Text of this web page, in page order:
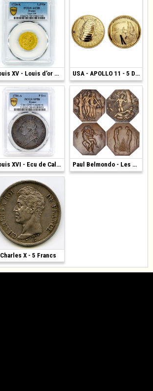
Louis XV - Louis d’or mirliton - 1724 K
4 250 € USA - APOLLO 11 - 5 Dollars
1 600 €
Louis XVI - Ecu de Calonne - 1786 - Paris
4 000 € Paul Belmondo - Les 4 Saisons
2 400 €
Charles X - 5 Francs
1 200 €